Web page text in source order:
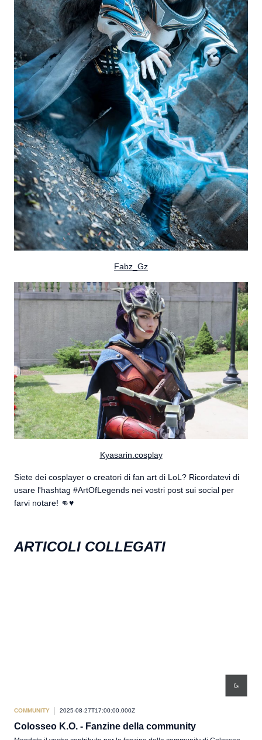
Fabz_Gz
Kyasarin.cosplay
Siete dei cosplayer o creatori di fan art di LoL? Ricordatevi di
usare l'hashtag #ArtOfLegends nei vostri post sui social per
farvi notare! 👊♥️
ARTICOLI COLLEGATI
COMMUNITY 2025-08-27T17:00:00.000Z
Colosseo K.O. - Fanzine della community